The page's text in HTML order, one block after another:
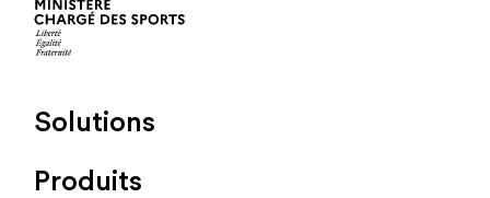
Solutions
Produits